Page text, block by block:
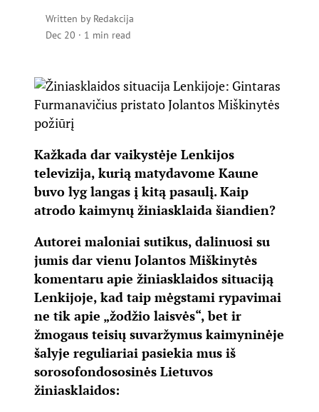
Written by Redakcija
Dec 20 · 1 min read
Kažkada dar vaikystėje Lenkijos
televizija, kurią matydavome Kaune
buvo lyg langas į kitą pasaulį. Kaip
atrodo kaimynų žiniasklaida šiandien?
Autorei maloniai sutikus, dalinuosi su
jumis dar vienu Jolantos Miškinytės
komentaru apie žiniasklaidos situaciją
Lenkijoje, kad taip mėgstami rypavimai
ne tik apie „žodžio laisvės“, bet ir
žmogaus teisių suvaržymus kaimyninėje
šalyje reguliariai pasiekia mus iš
sorosofondososinės Lietuvos
žiniasklaidos: